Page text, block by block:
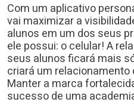
Com um aplicativo
vai maximizar a
alunos em um dos seus
ele possui: o celular! A
seus alunos ficará mais
criará um relacionamento
Manter a marca
sucesso de uma